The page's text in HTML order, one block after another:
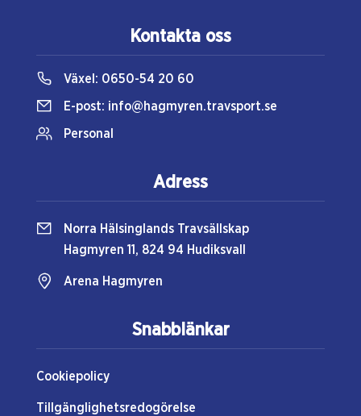
Snabblänkar
Cookiepolicy
Tillgänglighetsredogörelse
Kontakta oss
Växel: 0650-54 20 60
E-post: info@hagmyren.travsport.se
Personal
Adress
Norra Hälsinglands Travsällskap
Hagmyren 11, 824 94 Hudiksvall
Arena Hagmyren